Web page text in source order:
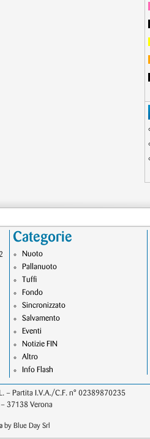
Categorie
Nuoto
Pallanuoto
Tuffi
Fondo
Sincronizzato
Salvamento
Eventi
Notizie FIN
Altro
Info Flash
– Partita I.V.A./C.F. n° 02389870235
37138 Verona
by Blue Day Srl